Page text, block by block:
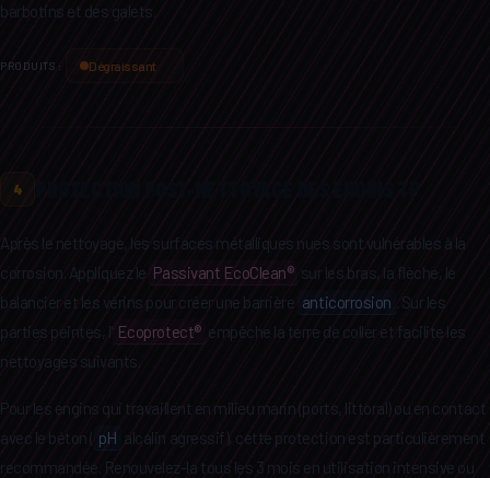
barbotins et des galets.
PRODUITS : Dégraissant
4
Après le nettoyage, les surfaces métalliques nues sont vulnérables à la
corrosion. Appliquez le Passivant EcoClean® sur les bras, la flèche, le
balancier et les vérins pour créer une barrière anticorrosion
. Sur les
parties peintes, l' Ecoprotect® empêche la terre de coller et facilite les
nettoyages suivants.
Pour les engins qui travaillent en milieu marin (ports, littoral) ou en contact
avec le béton ( pH alcalin agressif), cette protection est particulièrement
recommandée. Renouvelez-la tous les 3 mois en utilisation intensive ou